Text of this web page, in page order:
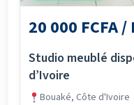
20 000 FCFA
Studio meublé
d’Ivoire
Bouaké, Côte d'Ivoire